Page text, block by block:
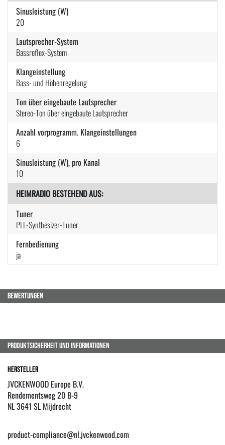
Sinusleistung (W)
20
Lautsprecher-System
Bassreflex-System
Klangeinstellung
Bass- und Höhenregelung
Ton über eingebaute Lautsprecher
Stereo-Ton über eingebaute Lautsprecher
Anzahl vorprogramm. Klangeinstellungen
6
Sinusleistung (W), pro Kanal
10
HEIMRADIO BESTEHEND AUS:
Tuner
PLL-Synthesizer-Tuner
Fernbedienung
ja
BEWERTUNGEN
PRODUKTSICHERHEIT UND INFORMATIONEN
Hersteller
JVCKENWOOD Europe B.V.
Rendementsweg 20 B-9
NL 3641 SL Mijdrecht
product-compliance@nl.jvckenwood.com